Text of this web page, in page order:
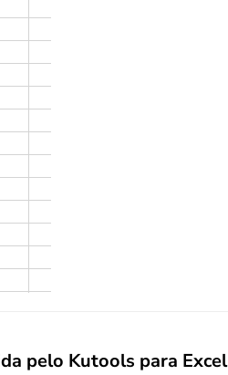
pelo Kutools para Excel